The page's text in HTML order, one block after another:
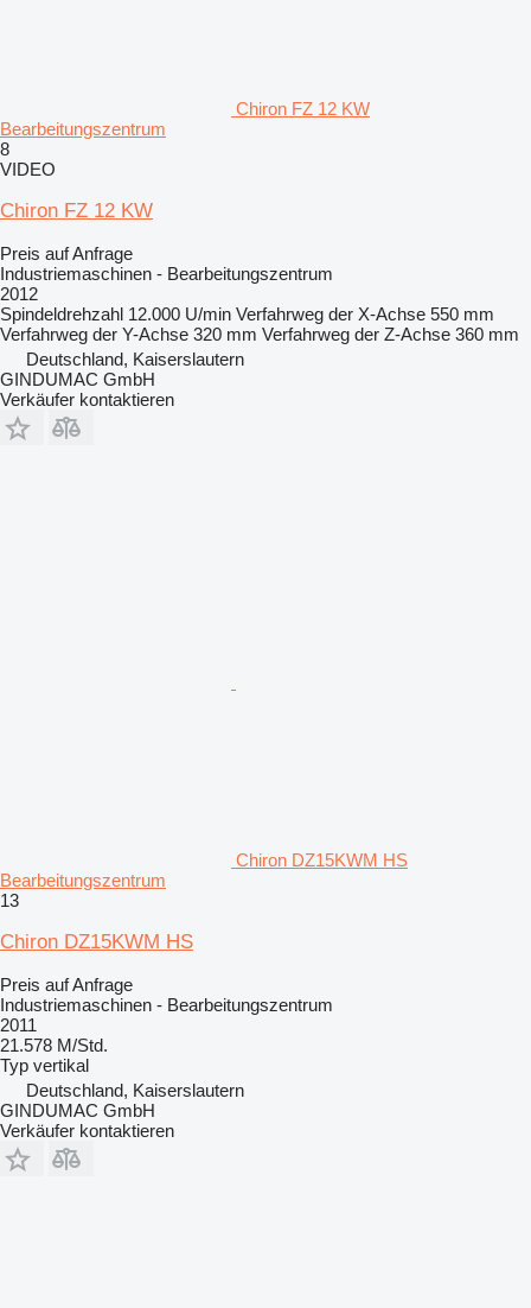
Chiron FZ 12 KW
Bearbeitungszentrum
8
VIDEO
Chiron FZ 12 KW
Preis auf Anfrage
Industriemaschinen - Bearbeitungszentrum
2012
Spindeldrehzahl 12.000 U/min Verfahrweg der X-Achse 550 mm
Verfahrweg der Y-Achse 320 mm Verfahrweg der Z-Achse 360 mm
Deutschland, Kaiserslautern
GINDUMAC GmbH
Verkäufer kontaktieren
Chiron DZ15KWM HS
Bearbeitungszentrum
13
Chiron DZ15KWM HS
Preis auf Anfrage
Industriemaschinen - Bearbeitungszentrum
2011
21.578 M/Std.
Typ vertikal
Deutschland, Kaiserslautern
GINDUMAC GmbH
Verkäufer kontaktieren